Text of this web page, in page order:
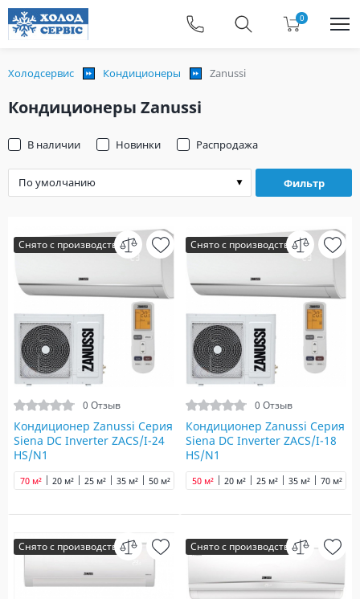
0
Холодсервис Кондиционеры Zanussi
Кондиционеры Zanussi
Фильтр
В наличии Новинки Распродажа
Снято с производства
0 Отзыв
Кондиционер Zanussi Серия
Siena DC Inverter ZACS/I-24
HS/N1
20 м² 25 м² 35 м² 50 м²
70 м²
Снято с производства
0 Отзыв
Кондиционер Zanussi Серия
Siena DC Inverter ZACS/I-18
HS/N1
20 м² 25 м² 35 м²
50 м² 70 м²
Снято с производства Снято с производства